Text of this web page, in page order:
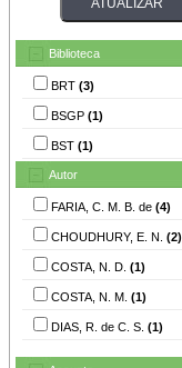
Biblioteca
BRT (3)
BSGP (1)
BST (1)
Autor
FARIA, C. M. B. de (4)
CHOUDHURY, E. N. (2)
COSTA, N. D. (1)
COSTA, N. M. (1)
DIAS, R. de C. S. (1)